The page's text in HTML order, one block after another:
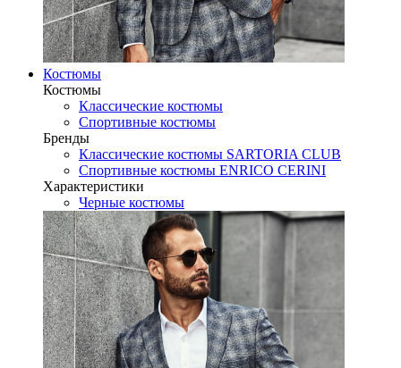
Костюмы
Костюмы
Классические костюмы
Спортивные костюмы
Бренды
Классические костюмы SARTORIA CLUB
Спортивные костюмы ENRICO CERINI
Характеристики
Черные костюмы